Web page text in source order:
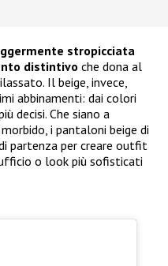
stropicciata
distintivo che dona al
Il beige, invece,
abbinamenti: dai colori
decisi. Che siano a
i pantaloni beige di
partenza per creare outfit
o look più sofisticati